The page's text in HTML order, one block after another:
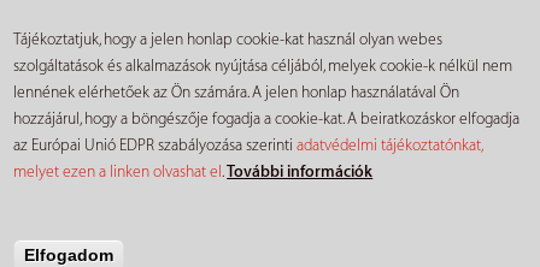
Tájékoztatjuk, hogy a jelen honlap cookie-kat használ olyan webes
szolgáltatások és alkalmazások nyújtása céljából, melyek cookie-k nélkül nem
lennének elérhetőek az Ön számára. A jelen honlap használatával Ön
hozzájárul, hogy a böngészője fogadja a cookie-kat. A beiratkozáskor elfogadja
az Európai Unió EDPR szabályozása szerintiadatvédelmi tájékoztatónkat,
melyet ezen a linken olvashat el.További információk
Elfogadom